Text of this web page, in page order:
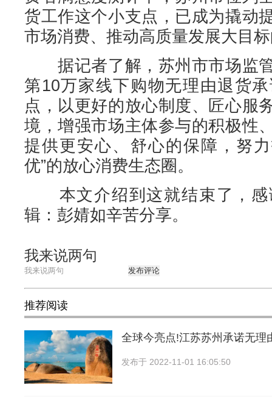
货工作这个小支点，已成为撬动
市场消费、推动高质量发展大目
据记者了解，苏州市市场监
第10万家线下购物无理由退货
点，以更好的放心制度、匠心服
境，增强市场主体参与的积极性
提供更安心、舒心的保障，努
优”的放心消费生态圈。
本文介绍到这就结束了，感
辑：彭婧如辛苦分享。
我来说两句
发布评论
推荐阅读
全球今亮点!江苏苏州承诺无理
发布于 2022-11-01 16:05:50